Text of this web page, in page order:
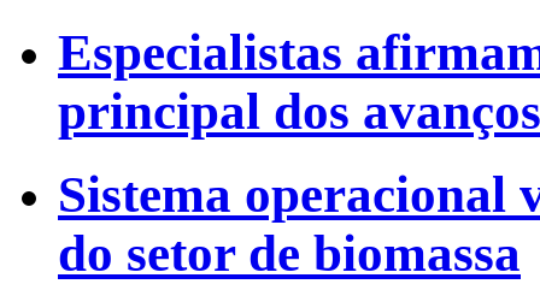
Especialistas
principal dos
Sistema operacional
do setor de biomassa